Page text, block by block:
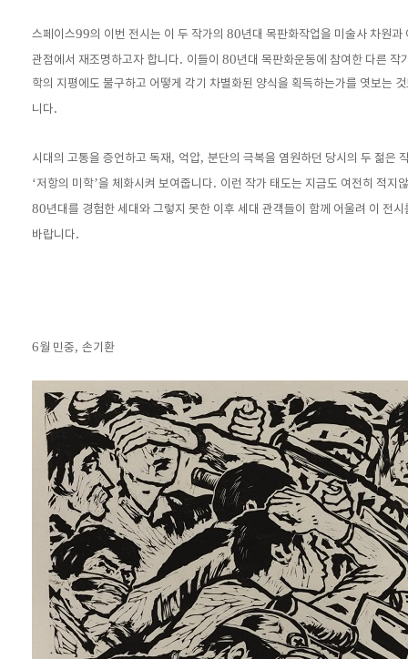
스페이스99의 이번 전시는 이 두 작가의 80년대 목판화작업을 미술사 차원과
관점에서 재조명하고자 합니다. 이들이 80년대 목판화운동에 참여한 다른 작
학의 지평에도 불구하고 어떻게 각기 차별화된 양식을 획득하는가를 엿보는
니다.
시대의 고통을 증언하고 독재 , 억압, 분단의 극복을 염원하던 당시의 두 젊은
‘저항의 미학’을 체화시켜 보여줍니다. 이런 작가 태도는 지금도 여전히 적지
80년대를 경험한 세대와 그렇지 못한 이후 세대 관객들이 함께 어울려 이 전
바랍니다.
6월 민중, 손기환